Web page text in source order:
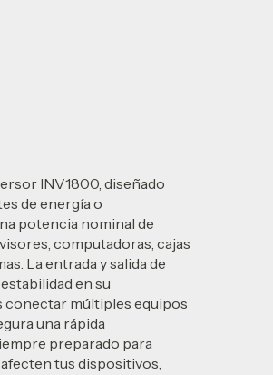
INV1800, diseñado
de energía o
potencia nominal de
computadoras, cajas
La entrada y salida de
en su
conectar múltiples equipos
una rápida
preparado para
tus dispositivos,